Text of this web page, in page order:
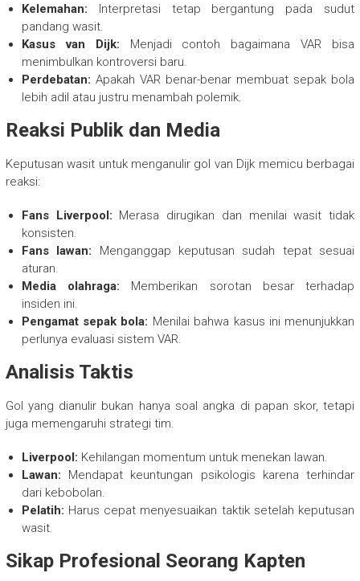
Kelemahan: Interpretasi tetap bergantung pada sudut
pandang wasit.
Kasus van Dijk: Menjadi contoh bagaimana VAR bisa
menimbulkan kontroversi baru.
Perdebatan: Apakah VAR benar-benar membuat sepak bola
lebih adil atau justru menambah polemik.
Reaksi Publik dan Media
Keputusan wasit untuk menganulir gol van Dijk memicu berbagai
reaksi:
Fans Liverpool: Merasa dirugikan dan menilai wasit tidak
konsisten.
Fans lawan: Menganggap keputusan sudah tepat sesuai
aturan.
Media olahraga: Memberikan sorotan besar terhadap
insiden ini.
Pengamat sepak bola: Menilai bahwa kasus ini menunjukkan
perlunya evaluasi sistem VAR.
Analisis Taktis
Gol yang dianulir bukan hanya soal angka di papan skor, tetapi
juga memengaruhi strategi tim.
Liverpool: Kehilangan momentum untuk menekan lawan.
Lawan: Mendapat keuntungan psikologis karena terhindar
dari kebobolan.
Pelatih: Harus cepat menyesuaikan taktik setelah keputusan
wasit.
Sikap Profesional Seorang Kapten